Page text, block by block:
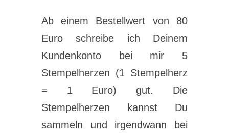
Ab einem Bestellwert von 80
Euro schreibe ich Deinem
Kundenkonto bei mir 5
Stempelherzen (1 Stempelherz
= 1 Euro) gut. Die
Stempelherzen kannst Du
sammeln und irgendwann bei